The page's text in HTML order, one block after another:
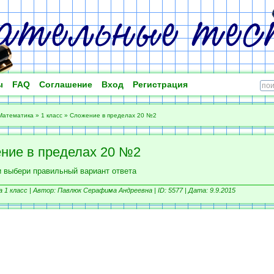
FAQ Соглашение Вход Регистрация
» 1 класс » Сложение в пределах 20 №2
в пределах 20 №2
выбери правильный вариант ответа
класс | Автор: Павлюк Серафима Андреевна | ID: 5577 | Дата: 9.9.2015